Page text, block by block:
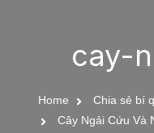
cay-
Home
Chia sẻ bí
Cây Ngải Cứu Và